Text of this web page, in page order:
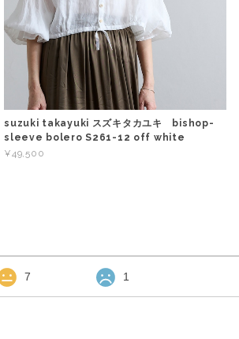
suzuki takayuki スズキタカユキ bishop-
sleeve bolero S261-12 off white
¥49,500
7 1